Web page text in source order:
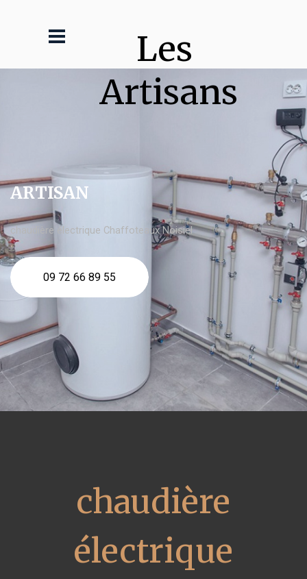
Les
Artisans
ARTISAN
chaudière électrique Chaffoteaux Noisiel
09 72 66 89 55
chaudière
électrique